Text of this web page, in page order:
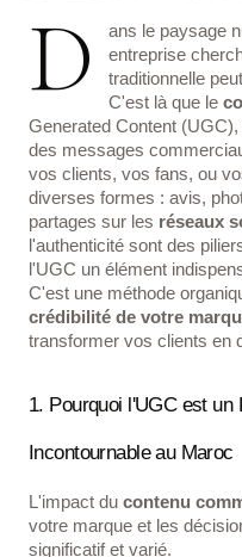
D
ans le paysage
entreprise
traditionnelle
C'est là que le
Generated Content
des messages
vos clients, vos fans, ou
diverses formes : avis,
partages sur les réseaux
l'authenticité sont des
l'UGC un élément
C'est une méthode
crédibilité de votre
transformer vos clients en
1. Pourquoi l'UGC est
Incontournable au Maroc
L'impact du contenu
votre marque et les
significatif et varié.